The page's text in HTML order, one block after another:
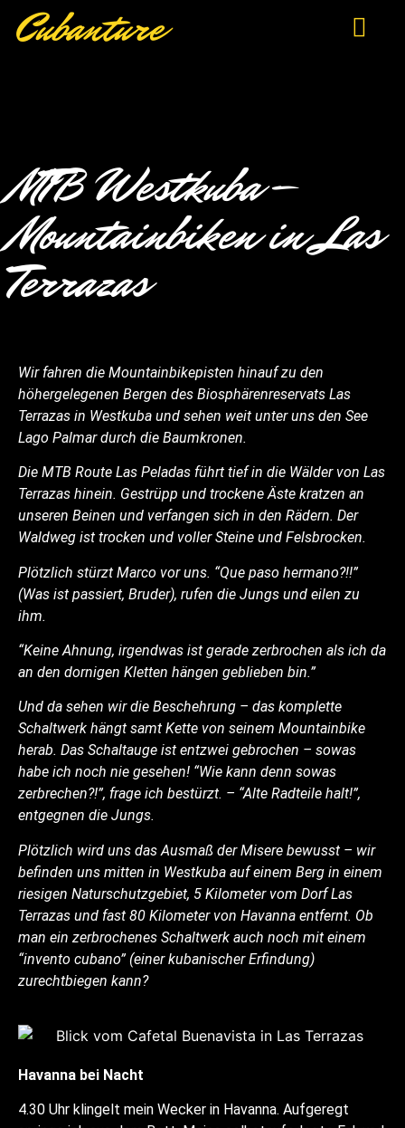
Cubanture
MTB Westkuba –
Mountainbiken in Las
Terrazas
Wir fahren die Mountainbikepisten hinauf zu den
höhergelegenen Bergen des Biosphärenreservats Las
Terrazas in Westkuba und sehen weit unter uns den See
Lago Palmar durch die Baumkronen.
Die MTB Route Las Peladas führt tief in die Wälder von Las
Terrazas hinein. Gestrüpp und trockene Äste kratzen an
unseren Beinen und verfangen sich in den Rädern. Der
Waldweg ist trocken und voller Steine und Felsbrocken.
Plötzlich stürzt Marco vor uns. “Que paso hermano?!!”
(Was ist passiert, Bruder), rufen die Jungs und eilen zu
ihm.
“Keine Ahnung, irgendwas ist gerade zerbrochen als ich da
an den dornigen Kletten hängen geblieben bin.”
Und da sehen wir die Beschehrung – das komplette
Schaltwerk hängt samt Kette von seinem Mountainbike
herab. Das Schaltauge ist entzwei gebrochen – sowas
habe ich noch nie gesehen! “Wie kann denn sowas
zerbrechen?!”, frage ich bestürzt. – “Alte Radteile halt!”,
entgegnen die Jungs.
Plötzlich wird uns das Ausmaß der Misere bewusst – wir
befinden uns mitten in Westkuba auf einem Berg in einem
riesigen Naturschutzgebiet, 5 Kilometer vom Dorf Las
Terrazas und fast 80 Kilometer von Havanna entfernt. Ob
man ein zerbrochenes Schaltwerk auch noch mit einem
“invento cubano” (einer kubanischer Erfindung)
zurechtbiegen kann?
Havanna bei Nacht
4.30 Uhr klingelt mein Wecker in Havanna. Aufgeregt